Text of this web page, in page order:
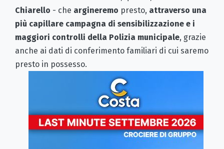
Chiarello - che argineremo presto, attraverso una
più capillare campagna di sensibilizzazione e i
maggiori controlli della Polizia municipale, grazie
anche ai dati di conferimento familiari di cui saremo
presto in possesso.